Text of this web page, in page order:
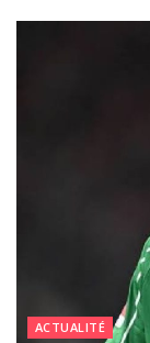
ACTUALITÉ